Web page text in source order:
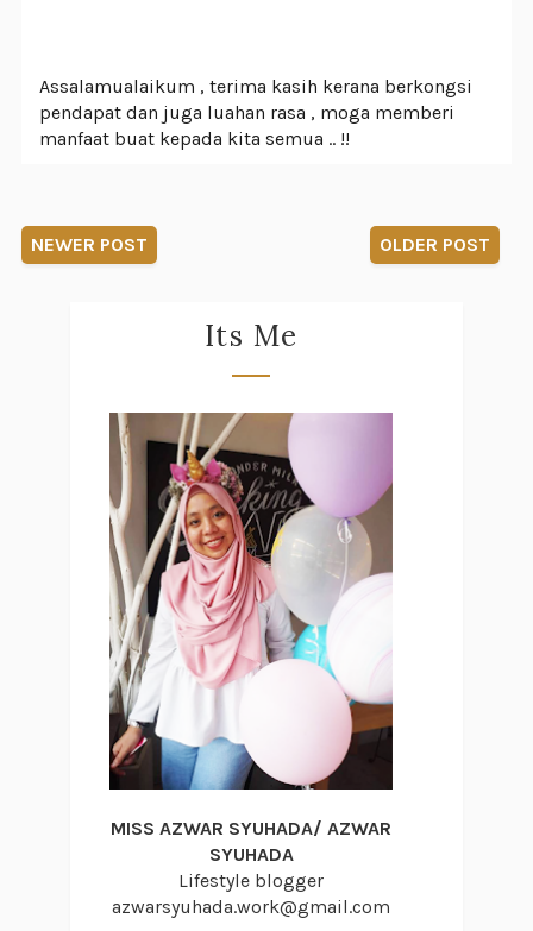
Assalamualaikum , terima kasih kerana berkongsi
pendapat dan juga luahan rasa , moga memberi
manfaat buat kepada kita semua .. !!
NEWER POST OLDER POST
Its Me
MISS AZWAR SYUHADA/ AZWAR
SYUHADA
Lifestyle blogger
azwarsyuhada.work@gmail.com